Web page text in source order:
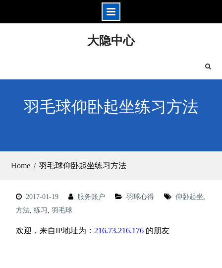
大隐中心
羽毛球仰卧起坐练习方法
Home 羽毛球仰卧起坐练习方法
2017-01-19 服务账户 羽球心得 仰卧起坐,
方法, 练习 , 羽毛球
欢迎，来自IP地址为： 216.73.216.176的朋友